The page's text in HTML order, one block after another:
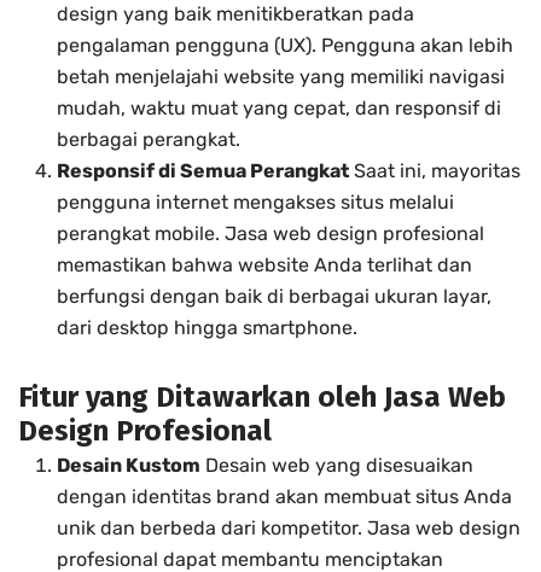
design yang baik menitikberatkan pada
pengalaman pengguna (UX). Pengguna akan lebih
betah menjelajahi website yang memiliki navigasi
mudah, waktu muat yang cepat, dan responsif di
berbagai perangkat.
Responsif di Semua Perangkat Saat ini, mayoritas
pengguna internet mengakses situs melalui
perangkat mobile. Jasa web design profesional
memastikan bahwa website Anda terlihat dan
berfungsi dengan baik di berbagai ukuran layar,
dari desktop hingga smartphone.
Fitur yang Ditawarkan oleh Jasa Web
Design Profesional
Desain Kustom Desain web yang disesuaikan
dengan identitas brand akan membuat situs Anda
unik dan berbeda dari kompetitor. Jasa web design
profesional dapat membantu menciptakan